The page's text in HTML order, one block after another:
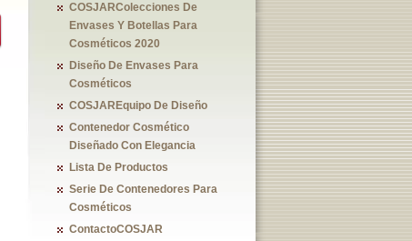
COSJARColecciones De
Envases Y Botellas Para
Cosméticos 2020
Diseño De Envases Para
Cosméticos
COSJAREquipo De Diseño
Contenedor Cosmético
Diseñado Con Elegancia
Lista De Productos
Serie De Contenedores Para
Cosméticos
ContactoCOSJAR